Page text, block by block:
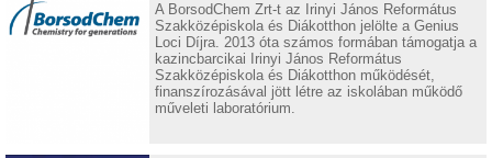
A BorsodChem Zrt-t az Irinyi János Református
Szakközépiskola és Diákotthon jelölte a Genius
Loci Díjra. 2013 óta számos formában támogatja a
kazincbarcikai Irinyi János Református
Szakközépiskola és Diákotthon működését,
finanszírozásával jött létre az iskolában működő
műveleti laboratórium.